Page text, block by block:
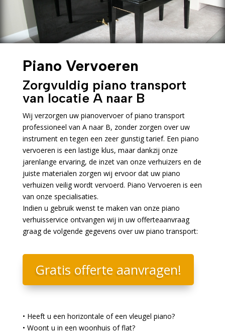
Piano Vervoeren
Zorgvuldig piano transport
van locatie A naar B
Wij verzorgen uw pianovervoer of piano transport
professioneel van A naar B, zonder zorgen over uw
instrument en tegen een zeer gunstig tarief. Een piano
vervoeren is een lastige klus, maar dankzij onze
jarenlange ervaring, de inzet van onze verhuizers en de
juiste materialen zorgen wij ervoor dat uw piano
verhuizen veilig wordt vervoerd. Piano Vervoeren is een
van onze specialisaties.
Indien u gebruik wenst te maken van onze piano
verhuisservice ontvangen wij in uw offerteaanvraag
graag de volgende gegevens over uw piano transport:
Gratis offerte aanvragen!
• Heeft u een horizontale of een vleugel piano?
• Woont u in een woonhuis of flat?